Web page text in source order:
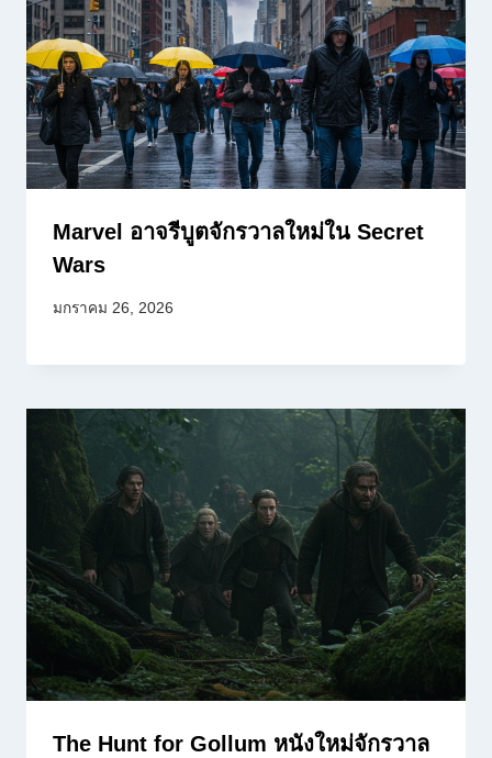
Marvel อาจรีบูตจักรวาลใหม่ใน Secret
Wars
มกราคม 26, 2026
The Hunt for Gollum หนังใหม่จักรวาล